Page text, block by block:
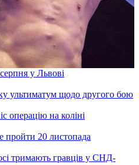
у Львові
ультиматум щодо другого бою
операцію на коліні
20 листопада
тримають гравців у СНД-